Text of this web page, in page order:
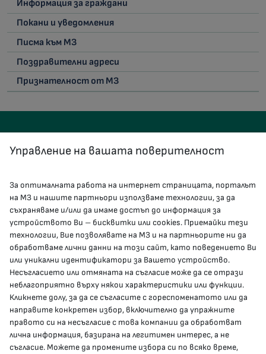
Информация за граждани
Покани и уведомления
Писма към МЗ
Поздравителни адреси
Признателност от МЗ
КОНТАКТИ
гр.София, 1000, пл. „Света Неделя“ №5
delovodstvo@mh.government.bg
presscenter@mh.government.bg
МЗ В СОЦИАЛНИТЕ МРЕЖИ
Facebook страница
Управление на вашата поверителност
За оптималната работа на интернет страницата, порталът
на МЗ и нашите партньори използваме технологии, за да
съхраняваме и/или да имаме достъп до информация за
устройството Ви – бисквитки или cookies. Приемайки тези
технологии, Вие позволявате на МЗ и на партньорите ни да
обработваме лични данни на този сайт, като поведението Ви
или уникални идентификатори за Вашето устройство.
Несъгласието или отмяната на съгласие може да се отрази
неблагоприятно върху някои характеристики или функции.
Кликнете долу, за да се съгласите с гореспоменатото или да
направите конкретен избор, включително да упражните
правото си на несъгласие с това компании да обработват
лична информация, базирана на легитимен интерес, а не
съгласие. Можете да промените избора си по всяко време,